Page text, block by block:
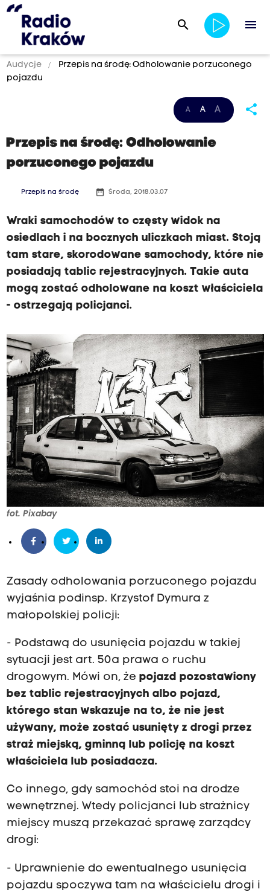
search menu
Audycje
Przepis na środę: Odholowanie porzuconego
pojazdu
A A A share
Przepis na środę: Odholowanie
porzuconego pojazdu
Przepis na środę date_range Środa, 2018.03.07
Wraki samochodów to częsty widok na
osiedlach i na bocznych uliczkach miast. Stoją
tam stare, skorodowane samochody, które nie
posiadają tablic rejestracyjnych. Takie auta
mogą zostać odholowane na koszt właściciela
- ostrzegają policjanci.
fot. Pixabay
Zasady odholowania porzuconego pojazdu
wyjaśnia podinsp. Krzystof Dymura z
małopolskiej policji:
- Podstawą do usunięcia pojazdu w takiej
sytuacji jest art. 50a prawa o ruchu
drogowym. Mówi on, że pojazd pozostawiony
bez tablic rejestracyjnych albo pojazd,
którego stan wskazuje na to, że nie jest
używany, może zostać usunięty z drogi przez
straż miejską, gminną lub policję na koszt
właściciela lub posiadacza.
Co innego, gdy samochód stoi na drodze
wewnętrznej. Wtedy policjanci lub strażnicy
miejscy muszą przekazać sprawę zarządcy
drogi:
- Uprawnienie do ewentualnego usunięcia
pojazdu spoczywa tam na właścicielu drogi i